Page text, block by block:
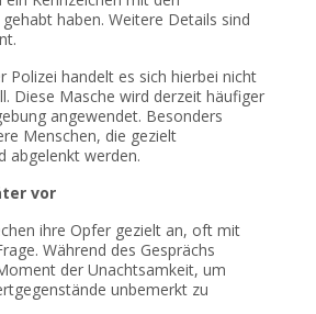
gehabt haben. Weitere Details sind
Polizei handelt es sich hierbei nicht
Diese Masche wird derzeit häufiger
angewendet. Besonders
Menschen, die gezielt
abgelenkt werden.
vor
ihre Opfer gezielt an, oft mit
Während des Gesprächs
der Unachtsamkeit, um
unbemerkt zu